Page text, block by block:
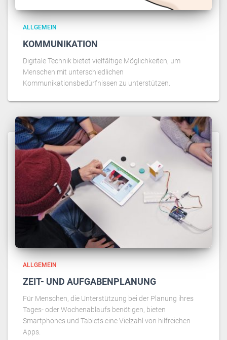
ALLGEMEIN
KOMMUNIKATION
Digitale Technik bietet vielfältige Möglichkeiten, um
Menschen mit unterschiedlichen
Kommunikationsbedürfnissen zu unterstützen.
ALLGEMEIN
ZEIT- UND AUFGABENPLANUNG
Für Menschen, die Unterstützung bei der Planung ihres
Tages- oder Wochenablaufs benötigen, bieten
Smartphones und Tablets eine Vielzahl von hilfreichen
Apps.